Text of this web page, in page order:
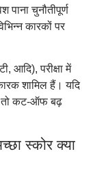
पाना चुनौतीपूर्ण
कारकों पर
आदि), परीक्षा में
शामिल हैं। यदि
तो कट-ऑफ बढ़
स्कोर क्या